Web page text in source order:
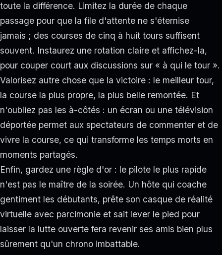
toute la différence. Limitez la durée de chaque
passage pour que la file d'attente ne s'éternise
jamais ; des courses de cinq à huit tours suffisent
souvent. Instaurez une rotation claire et affichez-la,
pour couper court aux discussions sur « à qui le tour ».
Valorisez autre chose que la victoire : le meilleur tour,
la course la plus propre, la plus belle remontée. Et
n'oubliez pas les à-côtés : un écran ou une télévision
déportée permet aux spectateurs de commenter et de
vivre la course, ce qui transforme les temps morts en
moments partagés.
Enfin, gardez une règle d'or : le pilote le plus rapide
n'est pas le maître de la soirée. Un hôte qui coache
gentiment les débutants, prête son casque de réalité
virtuelle avec parcimonie et sait lever le pied pour
laisser la lutte ouverte fera revenir ses amis bien plus
sûrement qu'un chrono imbattable.